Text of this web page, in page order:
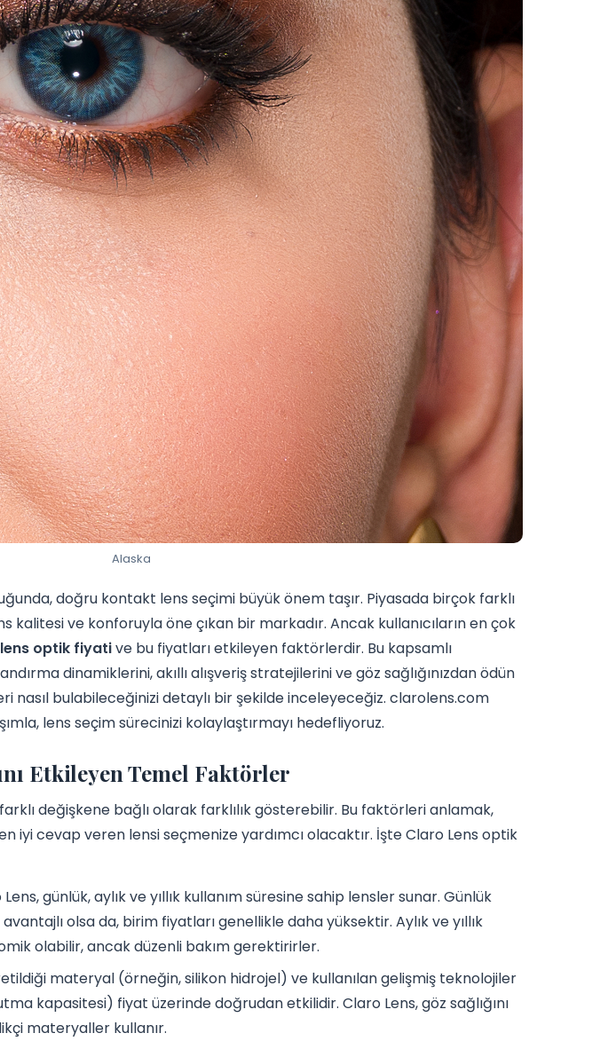
Alaska
doğru kontakt lens seçimi büyük önem taşır. Piyasada birçok farklı
kalitesi ve konforuyla öne çıkan bir markadır. Ancak kullanıcıların en çok
optik fiyative bu fiyatları etkileyen faktörlerdir. Bu kapsamlı
dinamiklerini, akıllı alışveriş stratejilerini ve göz sağlığınızdan ödün
nasıl bulabileceğinizi detaylı bir şekilde inceleyeceğiz. clarolens.com
lens seçim sürecinizi kolaylaştırmayı hedefliyoruz.
Etkileyen Temel Faktörler
değişkene bağlı olarak farklılık gösterebilir. Bu faktörleri anlamak,
iyi cevap veren lensi seçmenize yardımcı olacaktır. İşte Claro Lens optik
günlük, aylık ve yıllık kullanım süresine sahip lensler sunar. Günlük
olsa da, birim fiyatları genellikle daha yüksektir. Aylık ve yıllık
olabilir, ancak düzenli bakım gerektirirler.
materyal (örneğin, silikon hidrojel) ve kullanılan gelişmiş teknolojiler
kapasitesi) fiyat üzerinde doğrudan etkilidir. Claro Lens, göz sağlığını
materyaller kullanır.